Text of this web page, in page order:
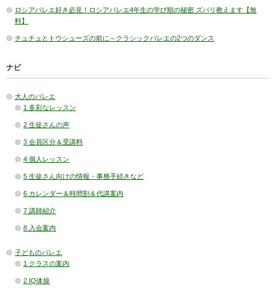
ロシアバレエ好き必見！ロシアバレエ4年生の学び順の秘密 ズバリ教えます【無
料】
チュチュとトウシューズの前に～クラシックバレエの2つのダンス
ナビ
大人のバレエ
1 多彩なレッスン
2 生徒さんの声
3 会員区分＆受講料
4 個人レッスン
5 生徒さん向けの情報・事務手続きなど
6 カレンダー＆時間割＆代講案内
7 講師紹介
8 入会案内
子どものバレエ
1 クラスの案内
2 IQ体操